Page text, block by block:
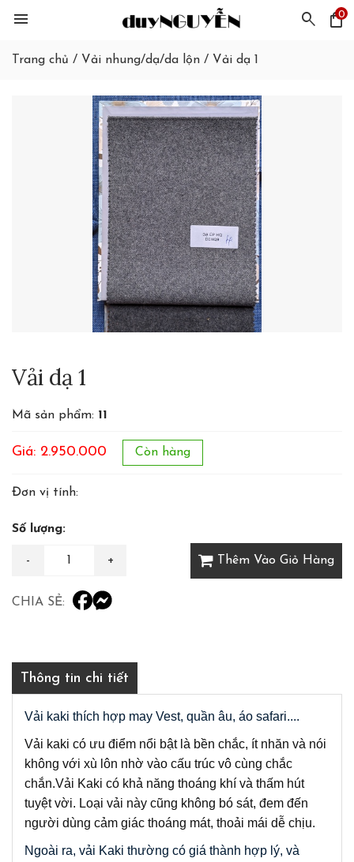
menu search shopping_bag
0
Trang chủ / Vải nhung/dạ/da lộn / Vải dạ 1
Vải dạ 1
Mã sản phẩm: 11
Giá: 2.950.000 Còn hàng
Đơn vị tính:
Số lượng:
Thêm Vào Giỏ Hàng
CHIA SẺ:
Thông tin chi tiết
Vải kaki thích hợp may Vest, quần âu, áo safari....
Vải kaki có ưu điểm nổi bật là bền chắc, ít nhăn và nói
không với xù lôn nhờ vào cấu trúc vô cùng chắc
chắn.Vải Kaki có khả năng thoáng khí và thấm hút
tuyệt vời. Loại vải này cũng không bó sát, đem đến
người dùng cảm giác thoáng mát, thoải mái dễ chịu.
Ngoài ra, vải Kaki thường có giá thành hợp lý, và